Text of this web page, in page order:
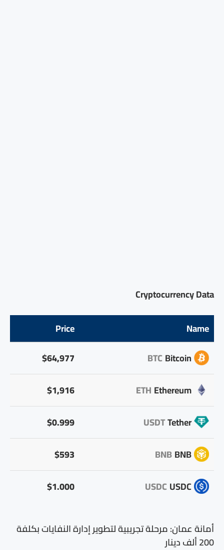
Cryptocurrency Data
Name
Price
Bitcoin
BTC
$64,977
Ethereum
ETH
$1,916
Tether
USDT
$0.999
BNB
BNB
$593
USDC
USDC
$1.000
أمانة عمان: مرحلة تجريبية لتطوير إدارة النفايات بكلفة
200 ألف دينار